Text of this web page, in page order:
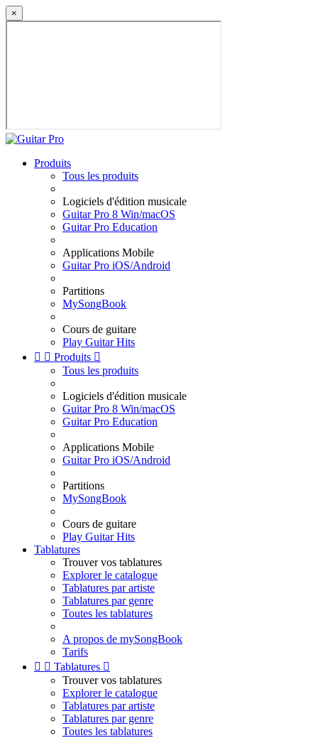
×
Produits
Tous les produits
Logiciels d'édition musicale
Guitar Pro 8 Win/macOS
Guitar Pro Education
Applications Mobile
Guitar Pro iOS/Android
Partitions
MySongBook
Cours de guitare
Play Guitar Hits
  Produits 
Tous les produits
Logiciels d'édition musicale
Guitar Pro 8 Win/macOS
Guitar Pro Education
Applications Mobile
Guitar Pro iOS/Android
Partitions
MySongBook
Cours de guitare
Play Guitar Hits
Tablatures
Trouver vos tablatures
Explorer le catalogue
Tablatures par artiste
Tablatures par genre
Toutes les tablatures
A propos de mySongBook
Tarifs
  Tablatures 
Trouver vos tablatures
Explorer le catalogue
Tablatures par artiste
Tablatures par genre
Toutes les tablatures